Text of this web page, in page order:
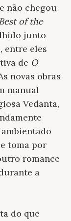
não chegou
of the
junto
entre eles
de O
novas obras
manual
Vedanta,
toma por
romance
a
do que